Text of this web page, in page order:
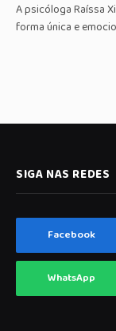
A psicóloga Raíssa
forma única e
SIGA NAS REDES
Facebook
WhatsApp